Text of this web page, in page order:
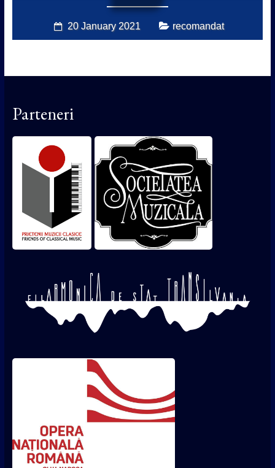
20 January 2021 recomandat
Parteneri